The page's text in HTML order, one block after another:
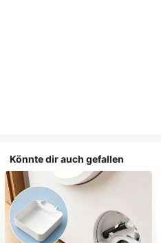
Könnte dir auch gefallen